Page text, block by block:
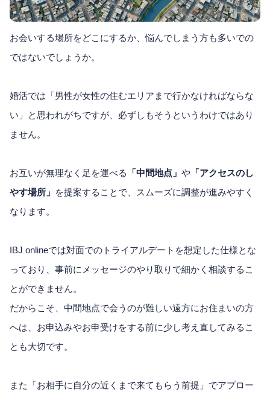
お会いする場所をどこにするか、悩んでしまう方も多いでの
ではないでしょうか。
婚活では「男性が女性の住むエリアまで行かなければならな
い」と思われがちですが、必ずしもそうというわけではあり
ません。
お互いが無理なく足を運べる 「中間地点」 や 「アクセスのし
やす場所」 を提案することで、スムーズに調整が進みやすく
なります。
IBJ onlineでは対面でのトライアルデートを想定した仕様とな
っており、事前にメッセージのやり取りで細かく相談するこ
とができません。
だからこそ、中間地点で会うのが難しい遠方にお住まいの方
へは、お申込みやお申受けをする前に少し考え直してみるこ
とも大切です。
また「お相手に自分の近くまで来てもらう前提」でアプロー